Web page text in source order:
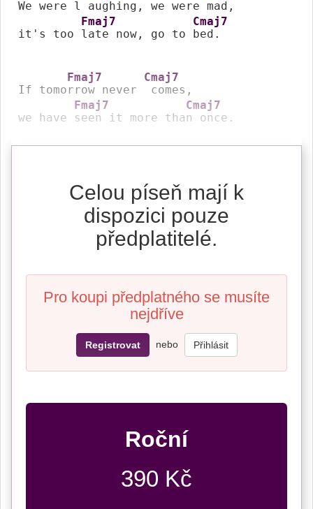
We were l
aughing, we were mad,
it's too
Fmaj7
late now, go to
Cmaj7
bed.
If tomo
Fmaj7
rrow never
Cmaj7
comes,
we have
Fmaj7
seen it more tha
Cmaj7
n once.
Celou píseň mají k
dispozici pouze
předplatitelé.
Pro koupi předplatného se musíte
nejdříve
Registrovat nebo Přihlásit
Roční
390 Kč